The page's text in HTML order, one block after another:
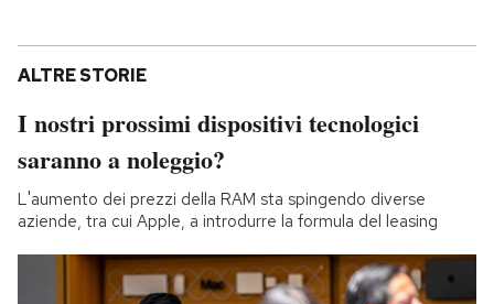
ALTRE STORIE
I nostri prossimi dispositivi tecnologici
saranno a noleggio?
L'aumento dei prezzi della RAM sta spingendo diverse
aziende, tra cui Apple, a introdurre la formula del leasing